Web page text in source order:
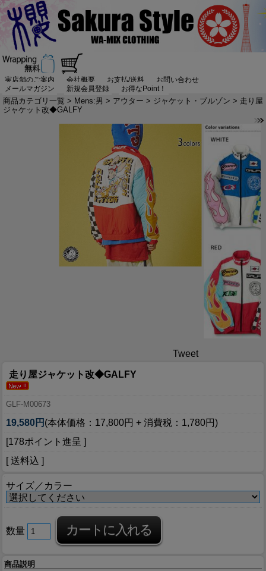
実店舗のご案内 会社概要 お支払/送料
お問い合わせ
メールマガジン
新規会員登録 お得なPoint！
商品カテゴリ一覧 > Mens:男 > アウター > ジャケット・ブルゾン > 走り屋
ジャケット改◆GALFY
Tweet
走り屋ジャケット改◆GALFY
GLF-M00673
19,580円 (本体価格：17,800円 + 消費税：1,780円)
[178ポイント進呈 ]
[ 送料込 ]
サイズ／カラー
数量
商品説明